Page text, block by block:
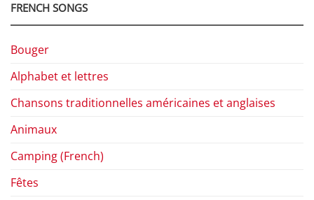
FRENCH SONGS
Bouger
Alphabet et lettres
Chansons traditionnelles américaines et anglaises
Animaux
Camping (French)
Fêtes